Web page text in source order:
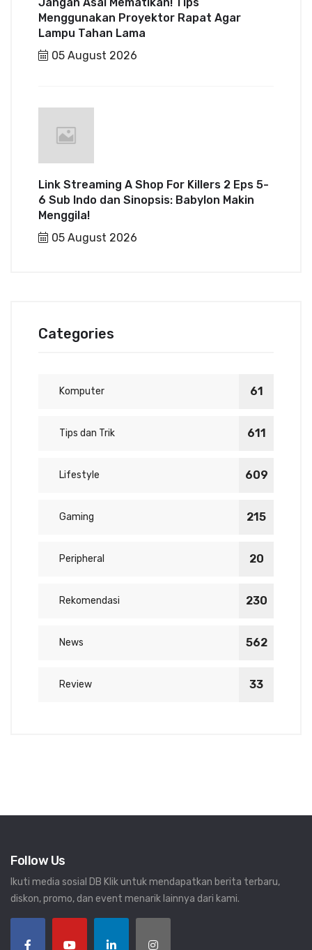
Menggunakan Proyektor Rapat Agar
Lampu Tahan Lama
05 August 2026
Link Streaming A Shop For Killers 2 Eps 5-
6 Sub Indo dan Sinopsis: Babylon Makin
Menggila!
05 August 2026
Categories
Komputer 61
Tips dan Trik 611
Lifestyle 609
Gaming 215
Peripheral 20
Rekomendasi 230
News 562
Review 33
Follow Us
Ikuti media sosial DB Klik untuk mendapatkan berita terbaru,
diskon, promo, dan event menarik lainnya dari kami.